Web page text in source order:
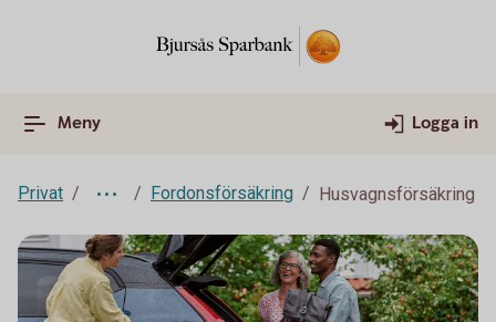
Meny Logga in
Privat Fordonsförsäkring Husvagnsförsäkring